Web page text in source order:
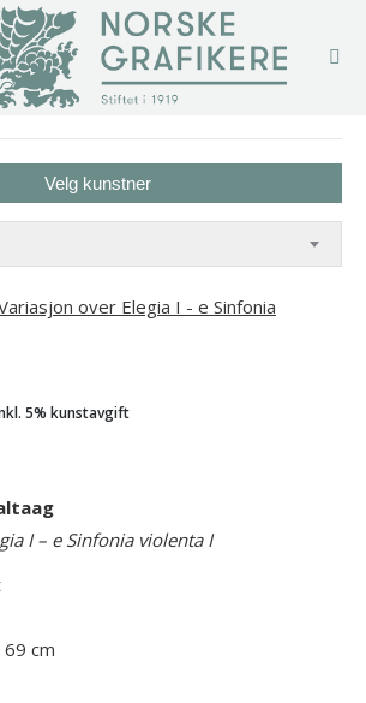
Velg kunstner
5% kunstavgift
I – e Sinfonia violenta I
cm